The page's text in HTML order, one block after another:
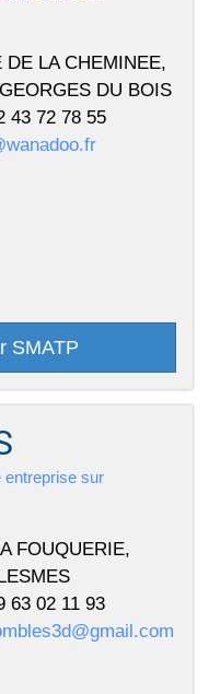
DE LA CHEMINEE,
DU BOIS
43 72 78 55
SMATP
entreprise sur
FOUQUERIE,
63 02 11 93